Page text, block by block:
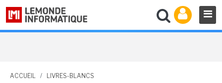
ACCUEIL / LIVRES-BLANCS